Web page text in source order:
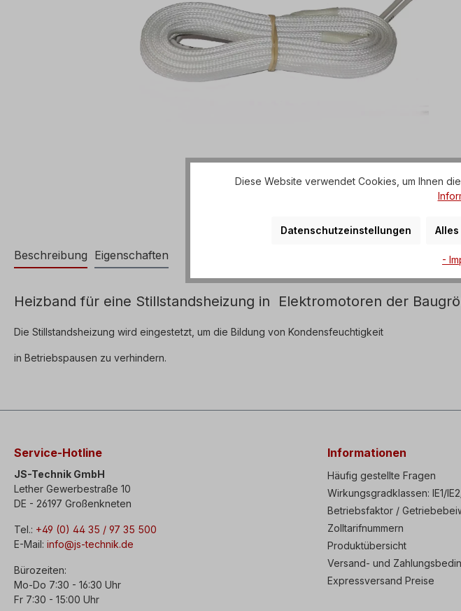
Beschreibung Eigenschaften
Heizband für eine Stillstandsheizung in Elektromotoren der
Die Stillstandsheizung wird eingestetzt, um die Bildung von Kondensfeuchtigkeit
in Betriebspausen zu verhindern.
Service-Hotline
JS-Technik GmbH
Lether Gewerbestraße 10
DE - 26197 Großenkneten
Tel.: +49 (0) 44 35 / 97 35 500
E-Mail: info@js-technik.de
Bürozeiten:
Mo-Do 7:30 - 16:30 Uhr
Fr 7:30 - 15:00 Uhr
Informationen
Häufig gestellte Fragen
Wirkungsgradklassen: IE1/
Betriebsfaktor /
Zolltarifnummern
Produktübersicht
Versand- und
Expressversand Preise
Diese Website verwendet Cookies, um Ihnen
Datenschutzeinstellungen
-